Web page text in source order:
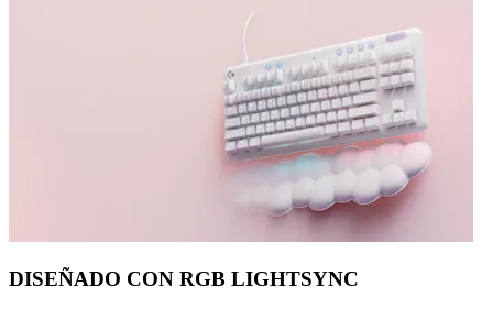
DISEÑADO CON RGB LIGHTSYNC